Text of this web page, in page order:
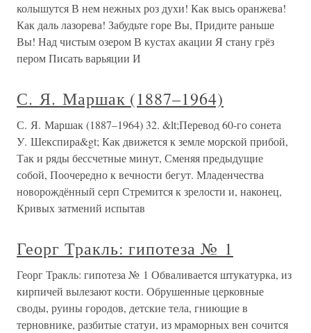
колышутся В нем нежных роз духи! Как высь оранжева!
Как даль лазорева! Забудьте горе Вы, Придите раньше
Вы! Над чистым озером В кустах акации Я стану грёз
пером Писать варьяции И
С. Я. Маршак (1887–1964)
С. Я. Маршак (1887–1964) 32. &lt;Перевод 60-го сонета
У. Шекспира&gt; Как движется к земле морской прибой,
Так и ряды бессчетные минут, Сменяя предыдущие
собой, Поочередно к вечности бегут. Младенчества
новорождённый серп Стремится к зрелости и, наконец,
Кривых затмений испытав
Георг Тракль: гипотеза № 1
Георг Тракль: гипотеза № 1 Обваливается штукатурка, из
кирпичей вылезают кости. Обрушенные церковные
своды, руины городов, детские тела, гниющие в
терновнике, разбитые статуи, из мраморных вен сочится